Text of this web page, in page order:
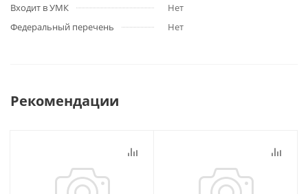
Входит в УМК
Нет
Федеральный перечень
Нет
Рекомендации